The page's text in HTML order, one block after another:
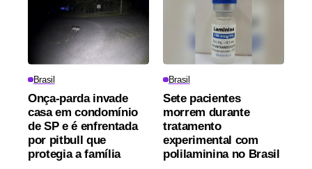
Brasil
Onça-parda invade
casa em condomínio
de SP e é enfrentada
por pitbull que
protegia a família
Brasil
Sete pacientes
morrem durante
tratamento
experimental com
polilaminina no Brasil